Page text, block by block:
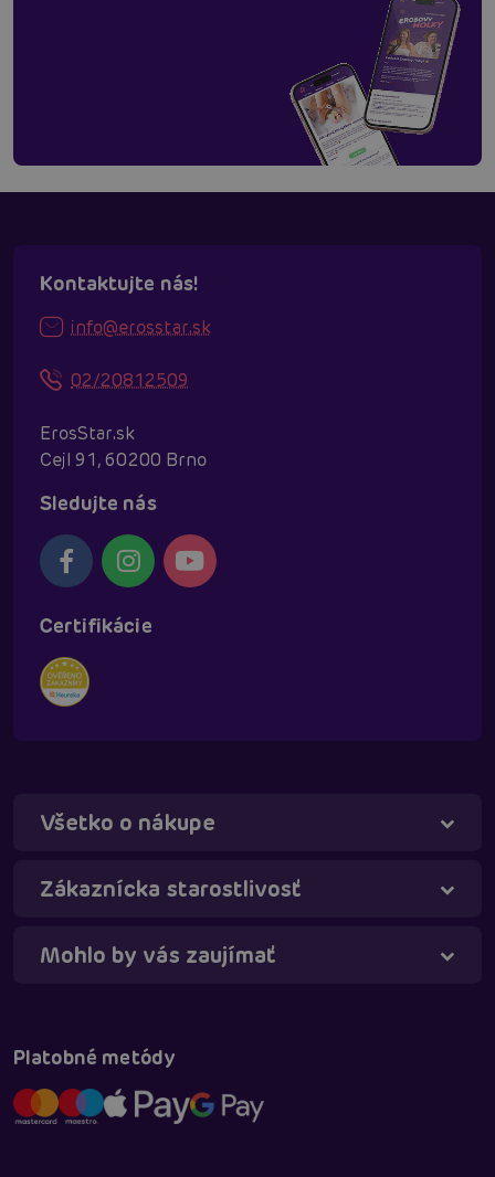
Kontaktujte nás!
info@erosstar.sk
02/20812509
ErosStar.sk
Cejl 91, 60200 Brno
Sledujte nás
Certifikácie
Všetko o nákupe
Zákaznícka starostlivosť
Mohlo by vás zaujímať
Platobné metódy
Táňa - virtuálna asistentka